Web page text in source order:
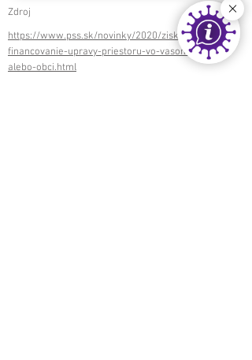
Zdroj
https://www.pss.sk/novinky/2020/ziskajte-grant-
financovanie-upravy-priestoru-vo-vasom-meste-
alebo-obci.html